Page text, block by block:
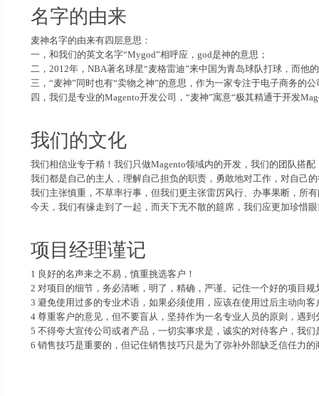
名字的由来
麦神名字的由来有四层意思：
一，和我们的英文名字“Mygod”相呼应，god是神的意思；
二，2012年，NBA著名球星“麦格雷迪”来中国为青岛球队打球，而他
三，“麦神”同时也有“卖物之神”的意思，作为一家专注于电子商务的
四，我们是专业的Magento开发公司，“麦神”寓意“极其精通于开发
我们的文化
我们相信业专于精！我们只做Magento领域内的开发，我们的团队搭
我们都是自己的主人，理解自己担负的职责，勇敢地对工作，对自己
我们主张慎重，不草率行事，但我们更主张雷厉风行、办事果断，所
今天，我们有缘走到了一起，而天下无不散的筵席，我们应更加珍惜
项目经理谨记
1 良好的名声来之不易，慎重挑选客户！
2 对项目的细节，务必清晰，明了，精确，严谨。记住一个好的项目
3 避免使用过多的专业术语，如果必须使用，应该在使用过后主动向客
4 尊重客户的意见，但不要盲从，坚持作为一名专业人员的原则，遇
5 不得夸大宣传公司或者产品，一切实事求是，诚实的对待客户，我
6 销售技巧是重要的，但记住销售技巧只是为了弥补外部缺乏信任力